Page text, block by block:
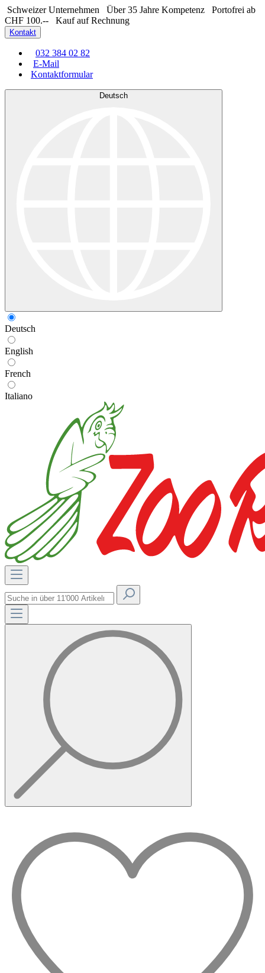
Schweizer Unternehmen Über 35 Jahre Kompetenz
Portofrei ab
CHF 100.--
Kauf auf Rechnung
Kontakt
032 384 02 82
E-Mail
Kontaktformular
Deutsch
Deutsch
English
French
Italiano